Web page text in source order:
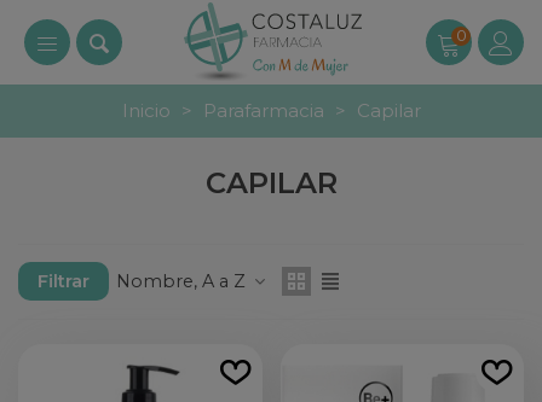
0
Inicio > Parafarmacia > Capilar
CAPILAR
Filtrar Nombre, A a Z